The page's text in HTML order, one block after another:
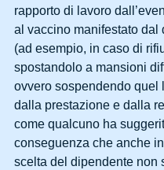
rapporto di lavoro
al vaccino manifestato dal
(ad esempio, in caso di
spostandolo a mansioni
ovvero sospendendo quel
dalla prestazione e dalla
come qualcuno ha
conseguenza che anche
scelta del dipendente non